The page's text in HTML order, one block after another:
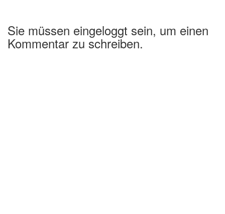
Sie müssen eingeloggt sein, um einen
Kommentar zu schreiben.